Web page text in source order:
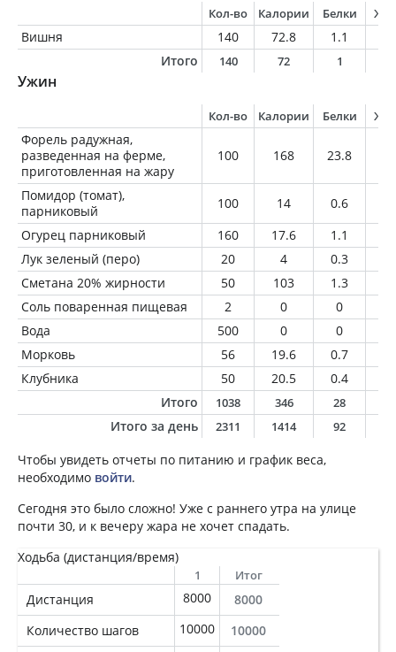
Кол-во Калории Белки
Вишня 140 72.8 1.1
Итого
140 72 1
Ужин
Кол-во Калории Белки
Форель радужная,
разведенная на ферме,
приготовленная на жару
100 168 23.8
Помидор (томат),
парниковый
100 14 0.6
Огурец парниковый
160 17.6 1.1
Лук зеленый (перо)
20 4 0.3
Сметана 20% жирности
50 103 1.3
Соль поваренная пищевая
2 0 0
Вода
500 0 0
Морковь
56 19.6 0.7
Клубника
50 20.5 0.4
Итого
1038 346 28
Итого за день 2311 1414 92
Чтобы увидеть отчеты по питанию и график веса,
необходимо войти.
Сегодня это было сложно! Уже с раннего утра на улице
почти 30, и к вечеру жара не хочет спадать.
Ходьба (дистанция/время)
1 Итог
Дистанция 8000
8000
Количество шагов
10000
10000